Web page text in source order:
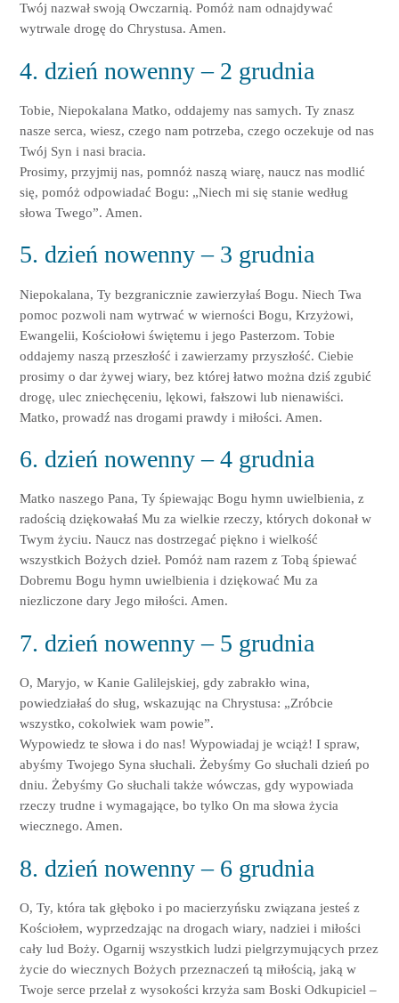
Twój nazwał swoją Owczarnią. Pomóż nam odnajdywać
wytrwale drogę do Chrystusa. Amen.
4. dzień nowenny – 2 grudnia
Tobie, Niepokalana Matko, oddajemy nas samych. Ty znasz
nasze serca, wiesz, czego nam potrzeba, czego oczekuje od nas
Twój Syn i nasi bracia.
Prosimy, przyjmij nas, pomnóż naszą wiarę, naucz nas modlić
się, pomóż odpowiadać Bogu: „Niech mi się stanie według
słowa Twego”. Amen.
5. dzień nowenny – 3 grudnia
Niepokalana, Ty bezgranicznie zawierzyłaś Bogu. Niech Twa
pomoc pozwoli nam wytrwać w wierności Bogu, Krzyżowi,
Ewangelii, Kościołowi świętemu i jego Pasterzom. Tobie
oddajemy naszą przeszłość i zawierzamy przyszłość. Ciebie
prosimy o dar żywej wiary, bez której łatwo można dziś zgubić
drogę, ulec zniechęceniu, lękowi, fałszowi lub nienawiści.
Matko, prowadź nas drogami prawdy i miłości. Amen.
6. dzień nowenny – 4 grudnia
Matko naszego Pana, Ty śpiewając Bogu hymn uwielbienia, z
radością dziękowałaś Mu za wielkie rzeczy, których dokonał w
Twym życiu. Naucz nas dostrzegać piękno i wielkość
wszystkich Bożych dzieł. Pomóż nam razem z Tobą śpiewać
Dobremu Bogu hymn uwielbienia i dziękować Mu za
niezliczone dary Jego miłości. Amen.
7. dzień nowenny – 5 grudnia
O, Maryjo, w Kanie Galilejskiej, gdy zabrakło wina,
powiedziałaś do sług, wskazując na Chrystusa: „Zróbcie
wszystko, cokolwiek wam powie”.
Wypowiedz te słowa i do nas! Wypowiadaj je wciąż! I spraw,
abyśmy Twojego Syna słuchali. Żebyśmy Go słuchali dzień po
dniu. Żebyśmy Go słuchali także wówczas, gdy wypowiada
rzeczy trudne i wymagające, bo tylko On ma słowa życia
wiecznego. Amen.
8. dzień nowenny – 6 grudnia
O, Ty, która tak głęboko i po macierzyńsku związana jesteś z
Kościołem, wyprzedzając na drogach wiary, nadziei i miłości
cały lud Boży. Ogarnij wszystkich ludzi pielgrzymujących przez
życie do wiecznych Bożych przeznaczeń tą miłością, jaką w
Twoje serce przelał z wysokości krzyża sam Boski Odkupiciel –